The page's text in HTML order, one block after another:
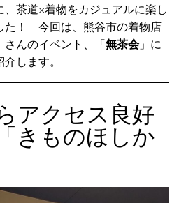
茶道×着物をカジュアルに楽し
た！ 今回は、熊谷市の着物店
さんのイベント、「無茶会」に
します。
アクセス良好
きものほしか